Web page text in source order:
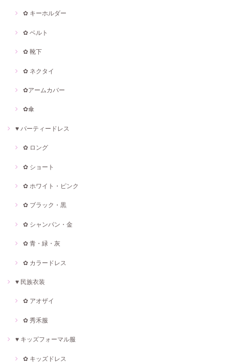
✿ キーホルダー
✿ ベルト
✿ 靴下
✿ ネクタイ
✿アームカバー
✿傘
♥ パーティードレス
✿ ロング
✿ ショート
✿ ホワイト・ピンク
✿ ブラック・黒
✿ シャンパン・金
✿ 青・緑・灰
✿ カラードレス
♥ 民族衣装
✿ アオザイ
✿ 秀禾服
♥ キッズフォーマル服
✿ キッズドレス